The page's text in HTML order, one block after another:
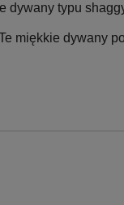
dywany typu
miękkie dywany